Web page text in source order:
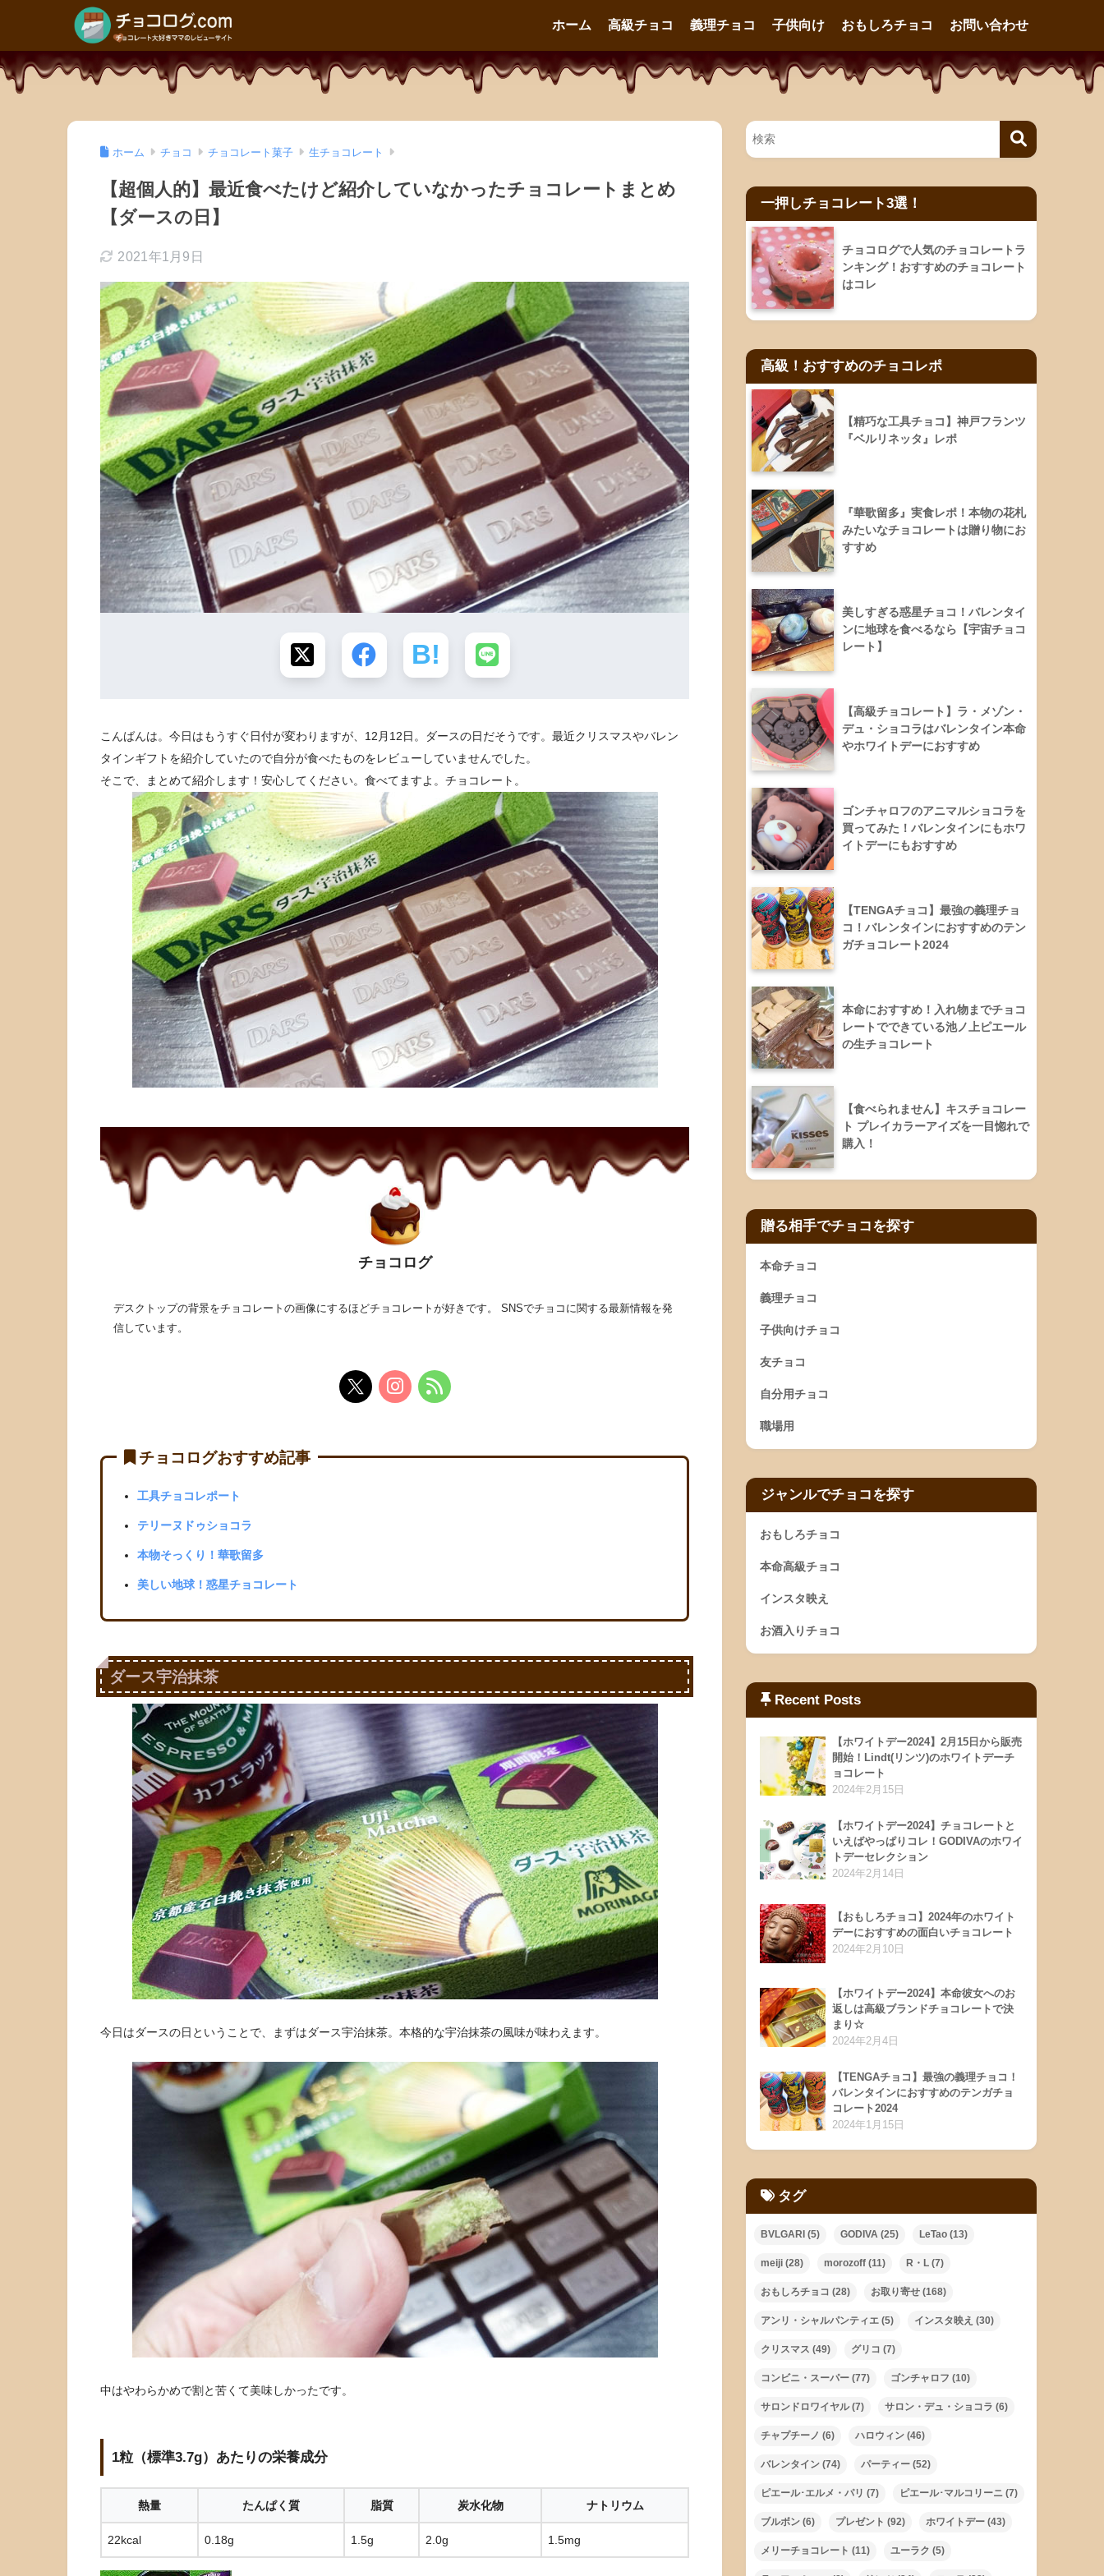
ホーム 高級チョコ 義理チョコ 子供向け おもしろチョコ お問い合わせ
ホーム チョコ チョコレート菓子 生チョコレート
【超個人的】最近食べたけど紹介していなかったチョコレートまとめ
【ダースの日】
2021年1月9日
こんばんは。今日はもうすぐ日付が変わりますが、12月12日。ダースの日だそうです。最近クリスマスやバレン
タインギフトを紹介していたので自分が食べたものをレビューしていませんでした。
そこで、まとめて紹介します！安心してください。食べてますよ。チョコレート。
チョコログ
デスクトップの背景をチョコレートの画像にするほどチョコレートが好きです。 SNSでチョコに関する最新情報を発
信しています。
チョコログおすすめ記事
工具チョコレポート
テリーヌドゥショコラ
本物そっくり！華歌留多
美しい地球！惑星チョコレート
ダース宇治抹茶
今日はダースの日ということで、まずはダース宇治抹茶。本格的な宇治抹茶の風味が味わえます。
中はやわらかめで割と苦くて美味しかったです。
1粒（標準3.7g）あたりの栄養成分
熱量 たんぱく質 脂質 炭水化物 ナトリウム
22kcal 0.18g 1.5g 2.0g 1.5mg
一押しチョコレート3選！
チョコログで人気のチョコレートラ
ンキング！おすすめのチョコレート
はコレ
高級！おすすめのチョコレポ
【精巧な工具チョコ】神戸フランツ
『ベルリネッタ』レポ
『華歌留多』実食レポ！本物の花札
みたいなチョコレートは贈り物にお
すすめ
美しすぎる惑星チョコ！バレンタイ
ンに地球を食べるなら【宇宙チョコ
レート】
【高級チョコレート】ラ・メゾン・
デュ・ショコラはバレンタイン本命
やホワイトデーにおすすめ
ゴンチャロフのアニマルショコラを
買ってみた！バレンタインにもホワ
イトデーにもおすすめ
【TENGAチョコ】最強の義理チョ
コ！バレンタインにおすすめのテン
ガチョコレート2024
本命におすすめ！入れ物までチョコ
レートでできている池ノ上ピエール
の生チョコレート
【食べられません】キスチョコレー
ト プレイカラーアイズを一目惚れで
購入！
贈る相手でチョコを探す
本命チョコ
義理チョコ
子供向けチョコ
友チョコ
自分用チョコ
職場用
ジャンルでチョコを探す
おもしろチョコ
本命高級チョコ
インスタ映え
お酒入りチョコ
Recent Posts
【ホワイトデー2024】2月15日から販売
開始！Lindt(リンツ)のホワイトデーチ
ョコレート
2024年2月15日
【ホワイトデー2024】チョコレートと
いえばやっぱりコレ！GODIVAのホワイ
トデーセレクション
2024年2月14日
【おもしろチョコ】2024年のホワイト
デーにおすすめの面白いチョコレート
2024年2月10日
【ホワイトデー2024】本命彼女へのお
返しは高級ブランドチョコレートで決
まり☆
2024年2月4日
【TENGAチョコ】最強の義理チョコ！
バレンタインにおすすめのテンガチョ
コレート2024
2024年1月15日
タグ
BVLGARI (5) GODIVA (25) LeTao (13)
meiji (28) morozoff (11) R・L (7)
おもしろチョコ (28) お取り寄せ (168)
アンリ・シャルパンティエ (5) インスタ映え (30)
クリスマス (49) グリコ (7)
コンビニ・スーパー (77) ゴンチャロフ (10)
サロンドロワイヤル(7) サロン・デュ・ショコラ (6)
チャプチーノ (6) ハロウィン (46)
バレンタイン (74) パーティー (52)
ピエール･エルメ・パリ (7) ピエール･マルコリーニ (7)
ブルボン (6) プレゼント (92) ホワイトデー (43)
メリーチョコレート (11) ユーラク (5)